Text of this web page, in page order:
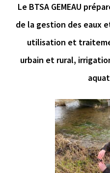
Le BTSA GEMEAU
de la gestion des eaux
utilisation et
urbain et rural,